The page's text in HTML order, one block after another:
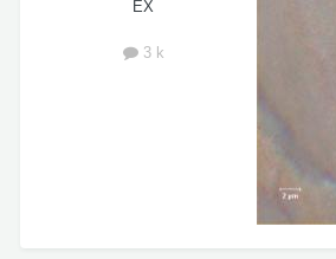
EX
3 k